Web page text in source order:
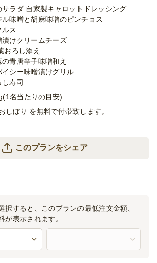
作る和洋折衷のオードブル！
草の味噌ラボも運営するみそら屋ならではの
お楽しみください。
届けするデリバリープランです。設置・配
スはついておりません。
どお客様ご指定の数の卓に配置する場合、
だいたり、容器が変更になる場合がございま
さいませ。
サラダ 自家製キャロットドレッシング
味噌と胡麻味噌のピンチョス
ス
けクリームチーズ
おろし添え
青唐辛子味噌和え
シー味噌漬けグリル
寿司
名当たりの目安)
しぼり を無料で付帯致します。
このプランをシェア
択すると、このプランの最低注文金額、
が表示されます。